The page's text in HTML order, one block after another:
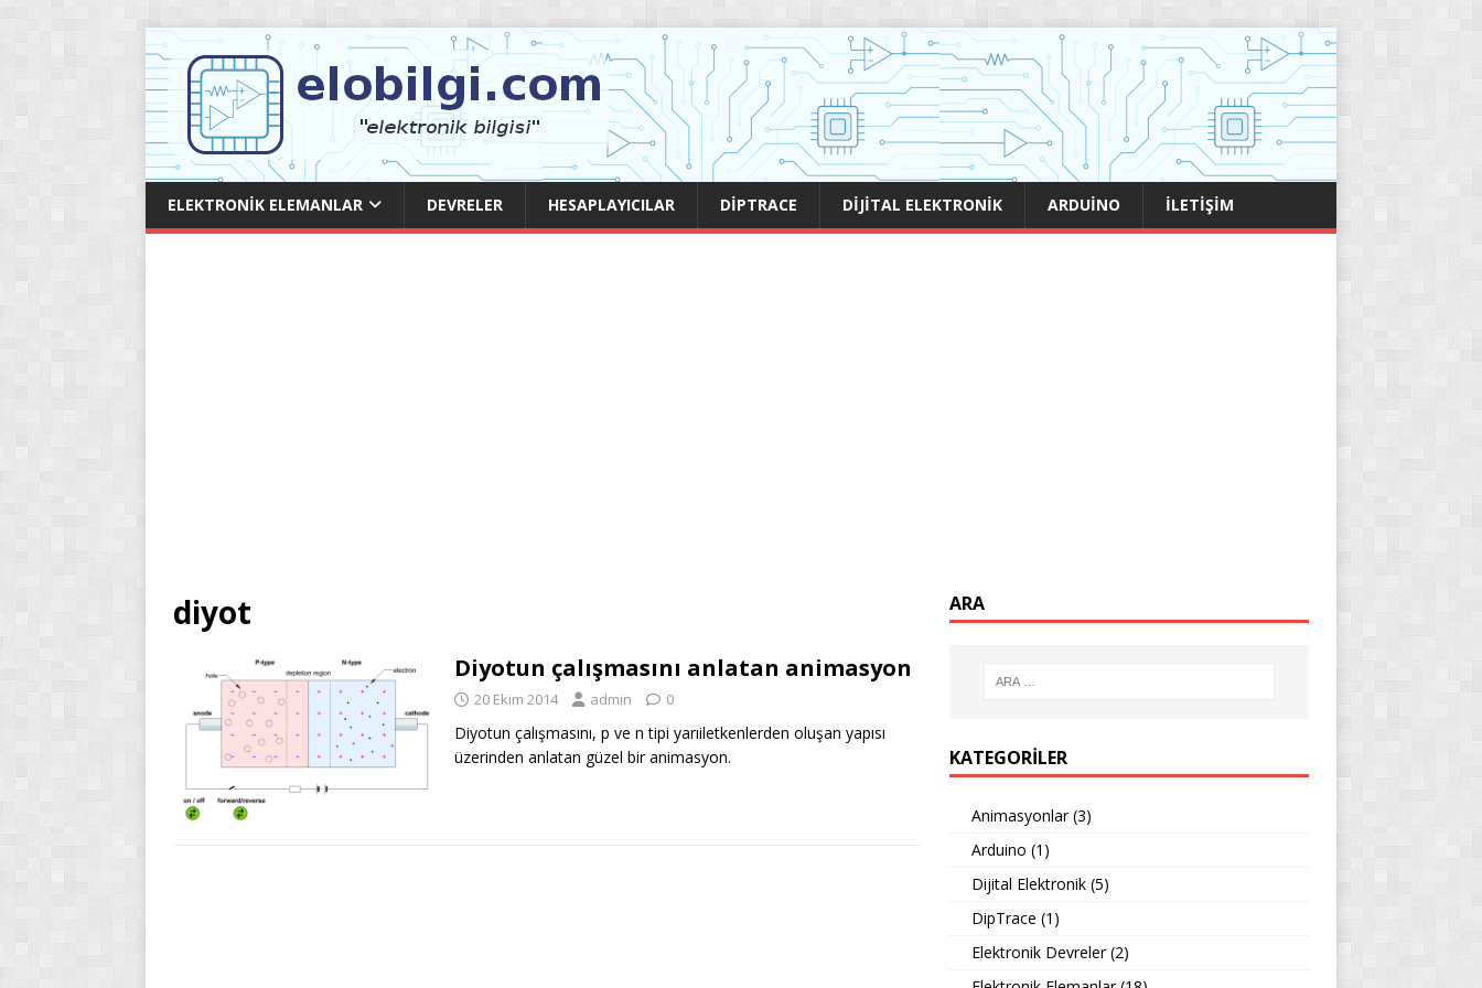
ELEKTRONIK ELEMANLAR DEVRELER HESAPLAYICILAR DIPTRACE DIJITAL ELEKTRONIK ARDUINO İLETIŞIM
diyot
Diyotun çalışmasını anlatan animasyon
20 Ekim 2014 admin 0
Diyotun çalışmasını, p ve n tipi yarıiletkenlerden oluşan yapısı
üzerinden anlatan güzel bir animasyon.
ARA
KATEGORILER
Animasyonlar(3)
Arduino (1)
Dijital Elektronik(5)
DipTrace (1)
Elektronik Devreler(2)